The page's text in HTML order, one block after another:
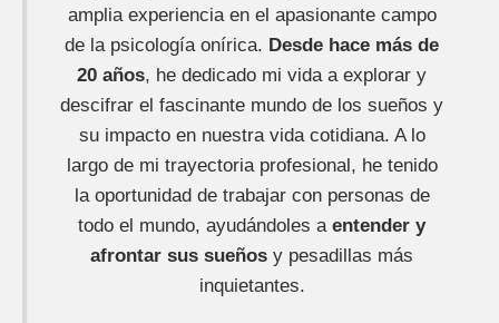
amplia experiencia en el apasionante campo
de la psicología onírica. Desde hace más de
20 años, he dedicado mi vida a explorar y
descifrar el fascinante mundo de los sueños y
su impacto en nuestra vida cotidiana. A lo
largo de mi trayectoria profesional, he tenido
la oportunidad de trabajar con personas de
todo el mundo, ayudándoles aentender y
afrontar sus sueños y pesadillas más
inquietantes.